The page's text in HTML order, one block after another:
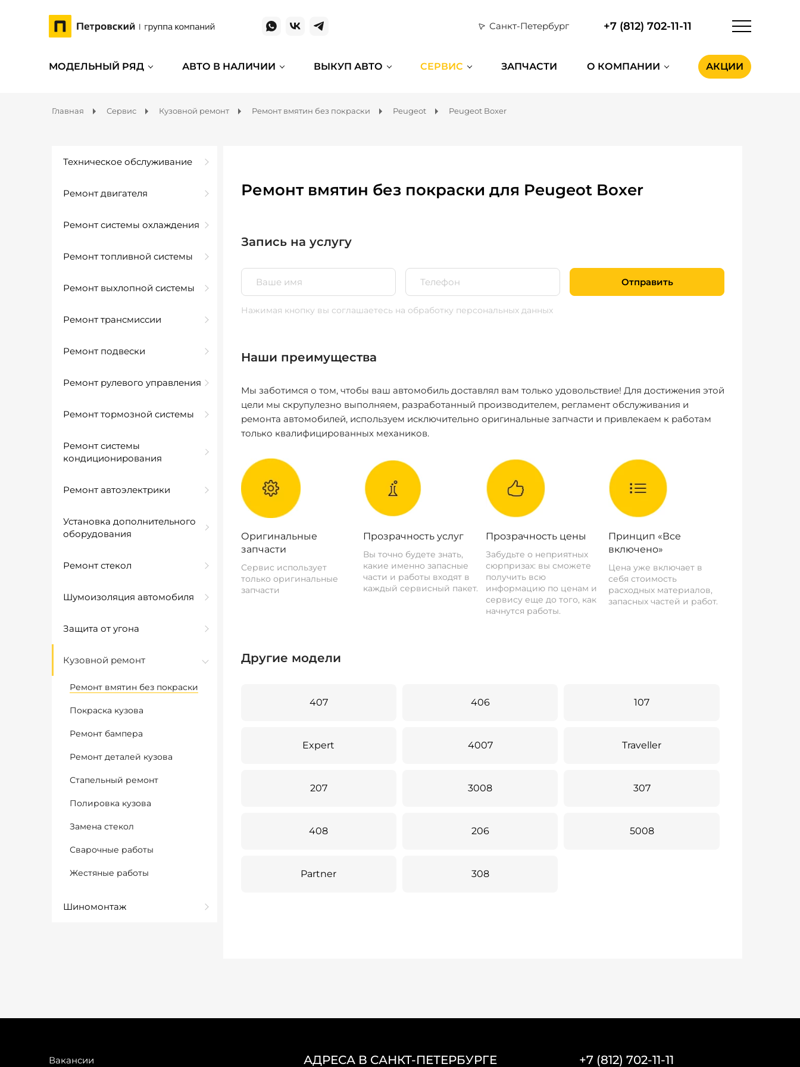
Санкт-Петербург +7 (812) 702-11-11
МОДЕЛЬНЫЙ РЯД АВТО В НАЛИЧИИ ВЫКУП АВТО СЕРВИС ЗАПЧАСТИ О КОМПАНИИ АКЦИИ
Главная Сервис Кузовной ремонт Ремонт вмятин без покраски Peugeot Peugeot Boxer
Техническое обслуживание
Ремонт двигателя
Ремонт системы охлаждения
Ремонт топливной системы
Ремонт выхлопной системы
Ремонт трансмиссии
Ремонт подвески
Ремонт рулевого управления
Ремонт тормозной системы
Ремонт системы
кондиционирования
Ремонт автоэлектрики
Установка дополнительного
оборудования
Ремонт стекол
Шумоизоляция автомобиля
Защита от угона
Кузовной ремонт
Ремонт вмятин без покраски
Покраска кузова
Ремонт бампера
Ремонт деталей кузова
Стапельный ремонт
Полировка кузова
Замена стекол
Сварочные работы
Жестяные работы
Шиномонтаж
Ремонт вмятин без покраски для Peugeot Boxer
Запись на услугу
Отправить
Нажимая кнопку вы соглашаетесь на обработку персональных данных
Наши преимущества
Мы заботимся о том, чтобы ваш автомобиль доставлял вам только удовольствие! Для достижения этой
цели мы скрупулезно выполняем, разработанный производителем, регламент обслуживания и
ремонта автомобилей, используем исключительно оригинальные запчасти и привлекаем к работам
только квалифицированных механиков.
Оригинальные
запчасти
Сервис использует
только оригинальные
запчасти
Прозрачность услуг
Вы точно будете знать,
какие именно запасные
части и работы входят в
каждый сервисный пакет.
Прозрачность цены
Забудьте о неприятных
сюрпризах: вы сможете
получить всю
информацию по ценам и
сервису еще до того, как
начнутся работы.
Принцип «Все
включено»
Цена уже включает в
себя стоимость
расходных материалов,
запасных частей и работ.
Другие модели
407 406 107
Expert 4007 Traveller
207 3008 307
408 206 5008
Partner 308
Вакансии АДРЕСА В САНКТ-ПЕТЕРБУРГЕ +7 (812) 702-11-11